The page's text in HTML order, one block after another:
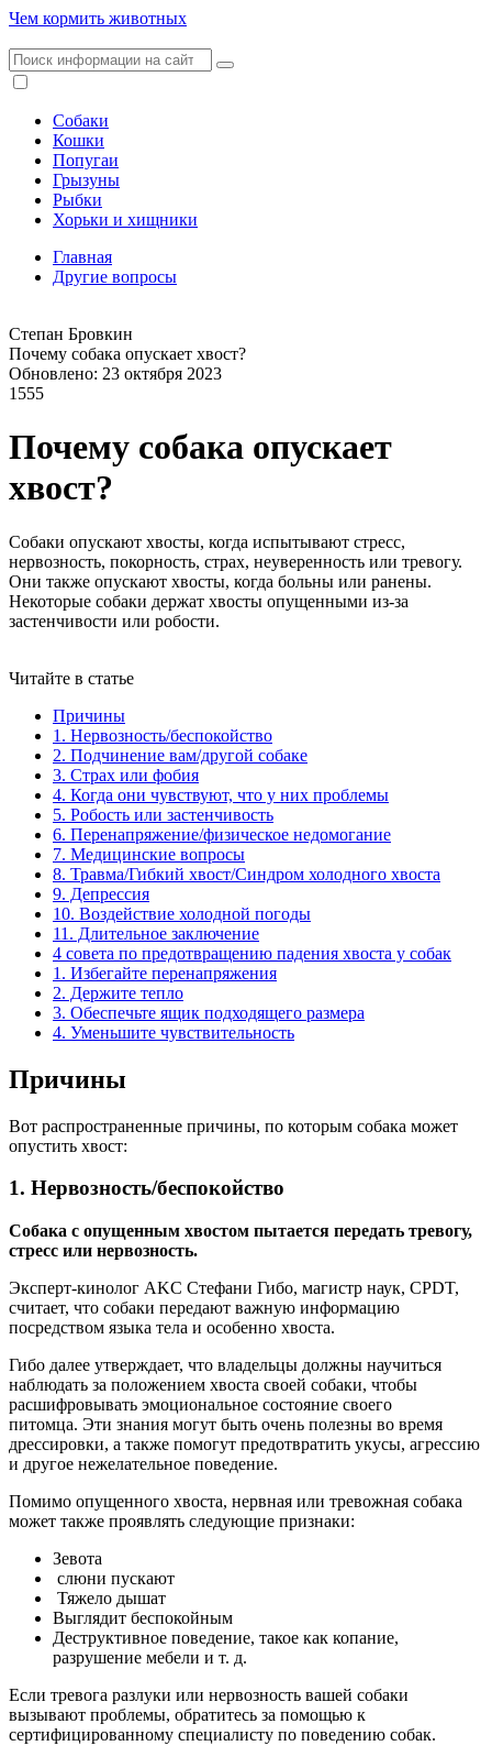
Чем кормить животных
Собаки
Кошки
Попугаи
Грызуны
Рыбки
Хорьки и хищники
Главная
Другие вопросы
Степан Бровкин
Почему собака опускает хвост?
Обновлено: 23 октября 2023
1555
Почему собака опускает
хвост?
Собаки опускают хвосты, когда испытывают стресс,
нервозность, покорность, страх, неуверенность или тревогу.
Они также опускают хвосты, когда больны или ранены.
Некоторые собаки держат хвосты опущенными из-за
застенчивости или робости.
Читайте в статье
Причины
1. Нервозность/беспокойство
2. Подчинение вам/другой собаке
3. Страх или фобия
4. Когда они чувствуют, что у них проблемы
5. Робость или застенчивость
6. Перенапряжение/физическое недомогание
7. Медицинские вопросы
8. Травма/Гибкий хвост/Синдром холодного хвоста
9. Депрессия
10. Воздействие холодной погоды
11. Длительное заключение
4 совета по предотвращению падения хвоста у собак
1. Избегайте перенапряжения
2. Держите тепло
3. Обеспечьте ящик подходящего размера
4. Уменьшите чувствительность
Причины
Вот распространенные причины, по которым собака может
опустить хвост:
1. Нервозность/беспокойство
Собака с опущенным хвостом пытается передать тревогу,
стресс или нервозность.
Эксперт-кинолог AKC Стефани Гибо, магистр наук, CPDT,
считает, что собаки передают важную информацию
посредством языка тела и особенно хвоста.
Гибо далее утверждает, что владельцы должны научиться
наблюдать за положением хвоста своей собаки, чтобы
расшифровывать эмоциональное состояние своего
питомца. Эти знания могут быть очень полезны во время
дрессировки, а также помогут предотвратить укусы, агрессию
и другое нежелательное поведение.
Помимо опущенного хвоста, нервная или тревожная собака
может также проявлять следующие признаки:
Зевота
слюни пускают
Тяжело дышат
Выглядит беспокойным
Деструктивное поведение, такое как копание,
разрушение мебели и т. д.
Если тревога разлуки или нервозность вашей собаки
вызывают проблемы, обратитесь за помощью к
сертифицированному специалисту по поведению собак.